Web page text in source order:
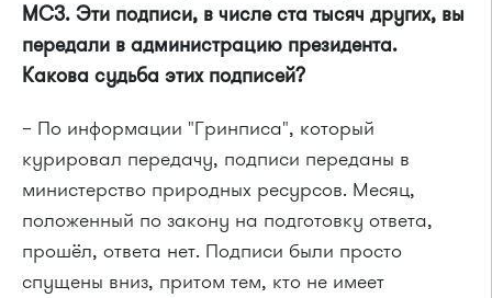
МСЗ. Эти подписи, в числе ста тысяч других, вы
передали в администрацию президента.
Какова судьба этих подписей?
– По информации "Гринписа", который
курировал передачу, подписи переданы в
министерство природных ресурсов. Месяц,
положенный по закону на подготовку ответа,
прошёл, ответа нет. Подписи были просто
спущены вниз, притом тем, кто не имеет